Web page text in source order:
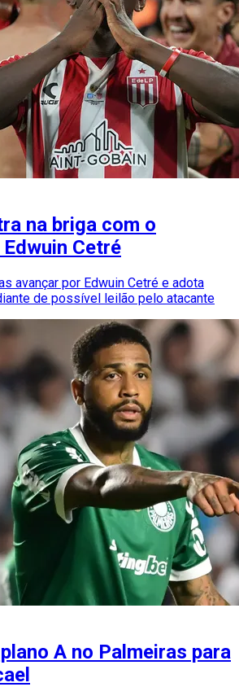
na briga com o
Cetré
avançar por Edwuin Cetré e adota
de possível leilão pelo atacante
A no Palmeiras para